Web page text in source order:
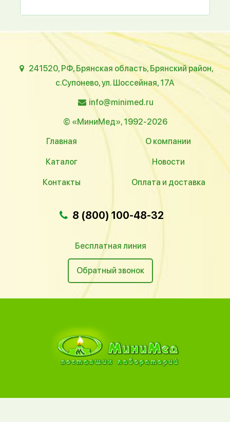
241520, РФ, Брянская область, Брянский район,
с.Супонево, ул. Шоссейная, 17А
info@minimed.ru
© «МиниМед», 1992-2026
Главная
О компании
Каталог Новости
Контакты Оплата и доставка
8 (800) 100-48-32
Бесплатная линия
Обратный звонок